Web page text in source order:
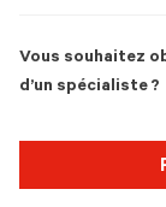
Vous souhaitez
d’un spécialiste ?